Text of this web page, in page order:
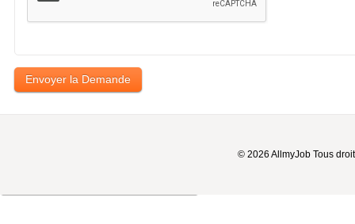
© 2026 AllmyJob Tous